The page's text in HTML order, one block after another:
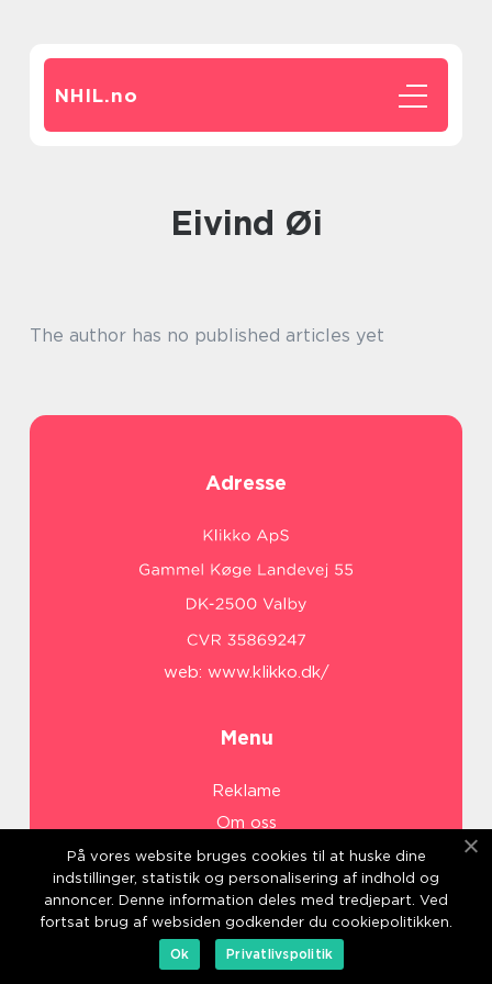
NHIL.no
Eivind Øi
The author has no published articles yet
Adresse
web: www.klikko.dk/
Menu
Reklame
Om oss
Cookies
Kontakt Oss
Sitemap
På vores website bruges cookies til at huske dine
indstillinger, statistik og personalisering af indhold og
annoncer. Denne information deles med tredjepart. Ved
fortsat brug af websiden godkender du cookiepolitikken.
Ok
Privatlivspolitik